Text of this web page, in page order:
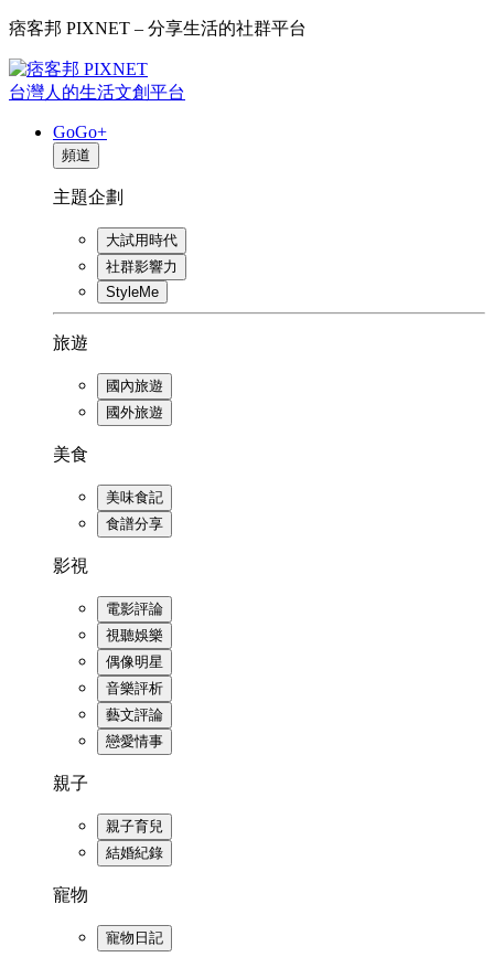
痞客邦 PIXNET – 分享生活的社群平台
台灣人的生活文創平台
GoGo+
頻道
主題企劃
大試用時代
社群影響力
StyleMe
旅遊
國內旅遊
國外旅遊
美食
美味食記
食譜分享
影視
電影評論
視聽娛樂
偶像明星
音樂評析
藝文評論
戀愛情事
親子
親子育兒
結婚紀錄
寵物
寵物日記